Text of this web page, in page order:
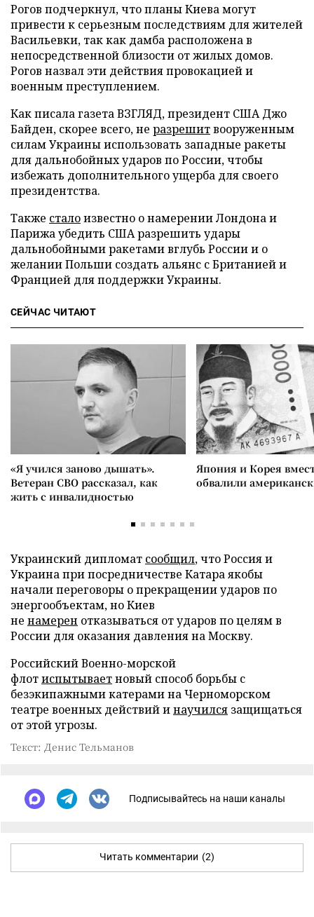
Рогов подчеркнул, что планы Киева могут
привести к серьезным последствиям для жителей
Васильевки, так как дамба расположена в
непосредственной близости от жилых домов.
Рогов назвал эти действия провокацией и
военным преступлением.
Как писала газета ВЗГЛЯД, президент США Джо
Байден, скорее всего, не разрешитвооруженным
силам Украины использовать западные ракеты
для дальнобойных ударов по России, чтобы
избежать дополнительного ущерба для своего
президентства.
Также сталоизвестно о намерении Лондона и
Парижа убедить США разрешить удары
дальнобойными ракетами вглубь России и о
желании Польши создать альянс с Британией и
Францией для поддержки Украины.
СЕЙЧАС ЧИТАЮТ
«Я учился заново дышать».
Ветеран СВО рассказал, как
жить с инвалидностью
Япония и Корея
обвалили
Украинский дипломат сообщил, что Россия и
Украина при посредничестве Катара якобы
начали переговоры о прекращении ударов по
энергообъектам, но Киев
не намерен отказываться от ударов по целям в
России для оказания давления на Москву.
Российский Военно-морской
флотиспытываетновый способ борьбы с
безэкипажными катерами на Черноморском
театре военных действий инаучился защищаться
от этой угрозы.
Текст: Денис Тельманов
Подписывайтесь на наши каналы
Читать комментарии (2)